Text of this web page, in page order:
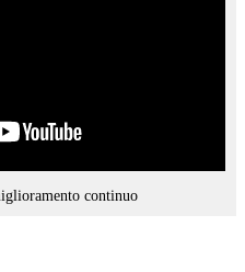
continuo